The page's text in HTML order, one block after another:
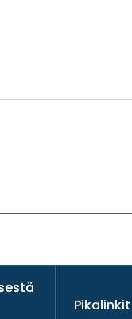
Pikalinkit